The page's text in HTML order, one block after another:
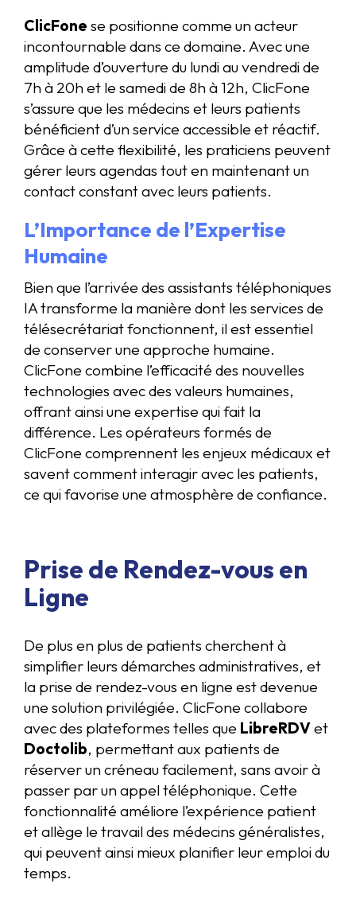
ClicFone se positionne comme un acteur
incontournable dans ce domaine. Avec une
amplitude d’ouverture du lundi au vendredi de
7h à 20h et le samedi de 8h à 12h, ClicFone
s’assure que les médecins et leurs patients
bénéficient d’un service accessible et réactif.
Grâce à cette flexibilité, les praticiens peuvent
gérer leurs agendas tout en maintenant un
contact constant avec leurs patients.
L’Importance de l’Expertise
Humaine
Bien que l’arrivée des assistants téléphoniques
IA transforme la manière dont les services de
télésecrétariat fonctionnent, il est essentiel
de conserver une approche humaine.
ClicFone combine l’efficacité des nouvelles
technologies avec des valeurs humaines,
offrant ainsi une expertise qui fait la
différence. Les opérateurs formés de
ClicFone comprennent les enjeux médicaux et
savent comment interagir avec les patients,
ce qui favorise une atmosphère de confiance.
Prise de Rendez-vous en
Ligne
De plus en plus de patients cherchent à
simplifier leurs démarches administratives, et
la prise de rendez-vous en ligne est devenue
une solution privilégiée. ClicFone collabore
avec des plateformes telles que LibreRDVet
Doctolib, permettant aux patients de
réserver un créneau facilement, sans avoir à
passer par un appel téléphonique. Cette
fonctionnalité améliore l’expérience patient
et allège le travail des médecins généralistes,
qui peuvent ainsi mieux planifier leur emploi du
temps.